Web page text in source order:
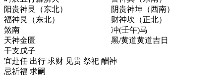
阳贵神 艮（东北） 阴贵神坤（西南）
福神 艮（东北） 财神坎（正北）
煞南 冲(壬午)马
天神金匮 黑/黄道黄道吉日
干支戊子
宜赴任 出行 求财 见贵 祭祀 酬神
忌祈福 求嗣